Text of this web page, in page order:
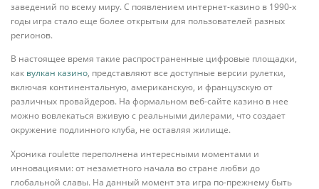
заведений по всему миру. С появлением интернет-казино в 1990-х
годы игра стало еще более открытым для пользователей разных
регионов.
В настоящее время такие распространенные цифровые площадки,
как вулкан казино, представляют все доступные версии рулетки,
включая континентальную, американскую, и французскую от
различных провайдеров. На формальном веб-сайте казино в нее
можно вовлекаться вживую с реальными дилерами, что создает
окружение подлинного клуба, не оставляя жилище.
Хроника roulette переполнена интересными моментами и
инновациями: от незаметного начала во стране любви до
глобальной славы. На данный момент эта игра по-прежнему быть